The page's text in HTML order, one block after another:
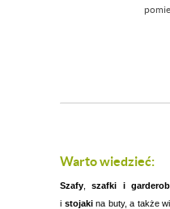
Warto wiedzieć:
Szafy ,szafki i
i stojakina buty, a także